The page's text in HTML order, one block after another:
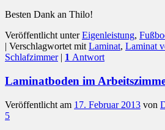
Besten Dank an Thilo!
Veröffentlicht unter Eigenleistung,
| Verschlagwortet mit Laminat, Laminat
Schlafzimmer | 1 Antwort
Laminatboden im
Veröffentlicht am 17. Februar 2013 von
5